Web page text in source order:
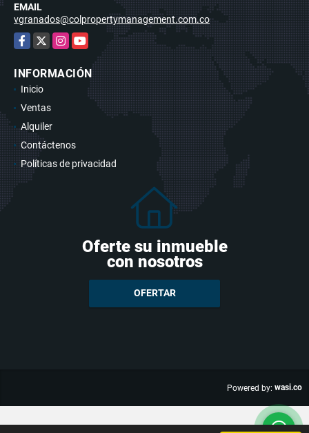
EMAIL
vgranados@colpropertymanagement.com.co
Facebook
X Instagram
YouTube
INFORMACIÓN
Inicio
Ventas
Alquiler
Contáctenos
Políticas de privacidad
Oferte su inmueble
con nosotros
OFERTAR
Powered by: wasi.co